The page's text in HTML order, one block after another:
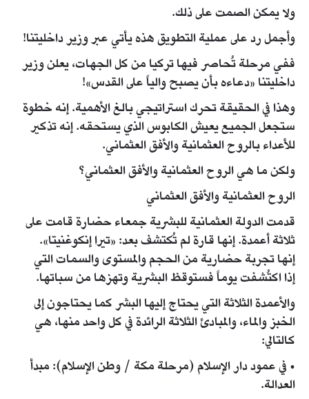
ولا يمكن الصمت على ذلك.
وأجمل رد على عملية التطويق هذه يأتي عبر وزير داخليتنا!
ففي مرحلة تُحاصر فيها تركيا من كل الجهات، يعلن وزير
داخليتنا «دعاءه بأن يصبح والياً على القدس»!
وهذا في الحقيقة تحرك استراتيجي بالغ الأهمية. إنه خطوة
ستجعل الجميع يعيش الكابوس الذي يستحقه. إنه تذكير
للأعداء بالروح العثمانية والأفق العثماني.
ولكن ما هي الروح العثمانية والأفق العثماني؟
الروح العثمانية والأفق العثماني
قدمت الدولة العثمانية للبشرية جمعاء حضارة قامت على
ثلاثة أعمدة. إنها قارة لم تُكتشف بعد: «تيرا إنكوغنيتا».
إنها تجربة حضارية من الحجم والمستوى والسمات التي
إذا اكتُشفت يوماً فستوقظ البشرية وتهزها من سباتها.
والأعمدة الثلاثة التي يحتاج إليها البشر كما يحتاجون إلى
الخبز والماء، والمبادئ الثلاثة الرائدة في كل واحد منها، هي
كالتالي:
• في عمود دار الإسلام (مرحلة مكة / وطن الإسلام): مبدأ
العدالة.